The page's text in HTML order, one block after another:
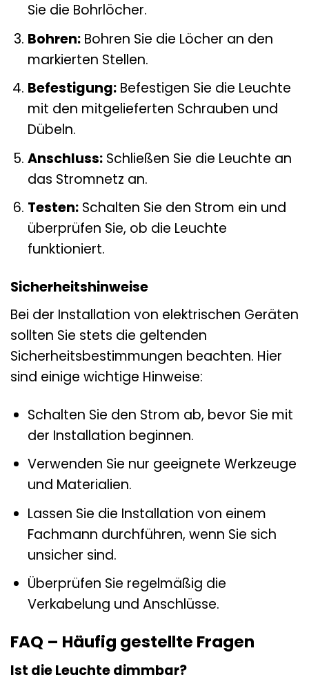
Sie die Bohrlöcher.
Bohren:Bohren Sie die Löcher an den
markierten Stellen.
Befestigung:Befestigen Sie die Leuchte
mit den mitgelieferten Schrauben und
Dübeln.
Anschluss:Schließen Sie die Leuchte an
das Stromnetz an.
Testen:Schalten Sie den Strom ein und
überprüfen Sie, ob die Leuchte
funktioniert.
Sicherheitshinweise
Bei der Installation von elektrischen Geräten
sollten Sie stets die geltenden
Sicherheitsbestimmungen beachten. Hier
sind einige wichtige Hinweise:
Schalten Sie den Strom ab, bevor Sie mit
der Installation beginnen.
Verwenden Sie nur geeignete Werkzeuge
und Materialien.
Lassen Sie die Installation von einem
Fachmann durchführen, wenn Sie sich
unsicher sind.
Überprüfen Sie regelmäßig die
Verkabelung und Anschlüsse.
FAQ – Häufig gestellte Fragen
Ist die Leuchte dimmbar?